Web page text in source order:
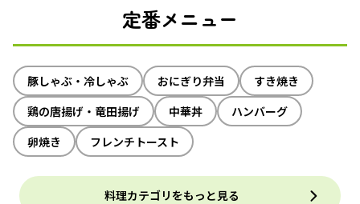
定番メニュー
豚しゃぶ・冷しゃぶ おにぎり弁当
すき焼き
鶏の唐揚げ・竜田揚げ
中華丼
ハンバーグ
卵焼き
フレンチトースト
料理カテゴリをもっと見る